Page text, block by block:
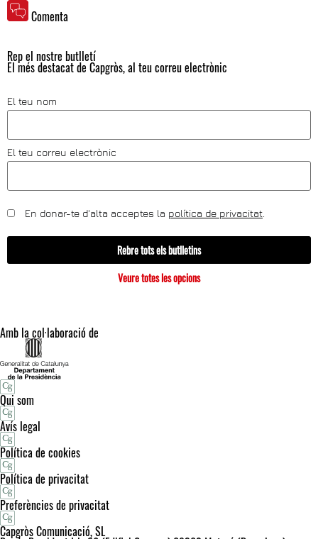
Comenta
Rep el nostre butlletí
El més destacat de Capgròs, al teu correu electrònic
El teu nom
El teu correu electrònic
En donar-te d'alta acceptes la política de privacitat
Rebre tots els butlletins
Veure totes les opcions
Amb la col·laboració de
Qui som
Avís legal
Política de cookies
Política de privacitat
Preferències de privacitat
Capgròs Comunicació, SL